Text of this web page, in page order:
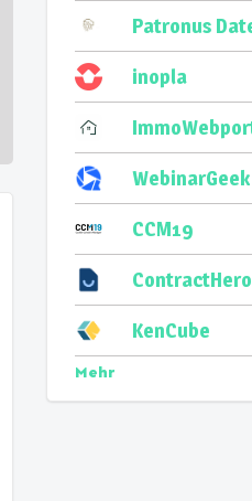
Patronus
inopla
WebinarGeek
CCM19
ContractHero
KenCube
Mehr